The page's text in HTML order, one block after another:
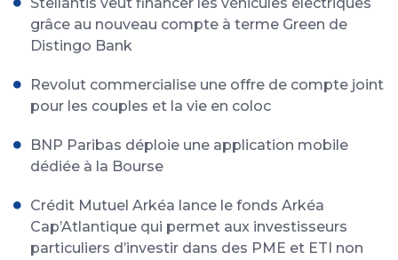
grâce au nouveau compte à terme Green de
Distingo Bank
Revolut commercialise une offre de compte joint
pour les couples et la vie en coloc
BNP Paribas déploie une application mobile
dédiée à la Bourse
Crédit Mutuel Arkéa lance le fonds Arkéa
Cap’Atlantique qui permet aux investisseurs
particuliers d’investir dans des PME et ETI non